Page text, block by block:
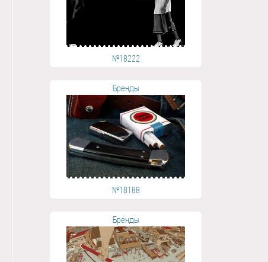
№18222
Бренды
№18188
Бренды